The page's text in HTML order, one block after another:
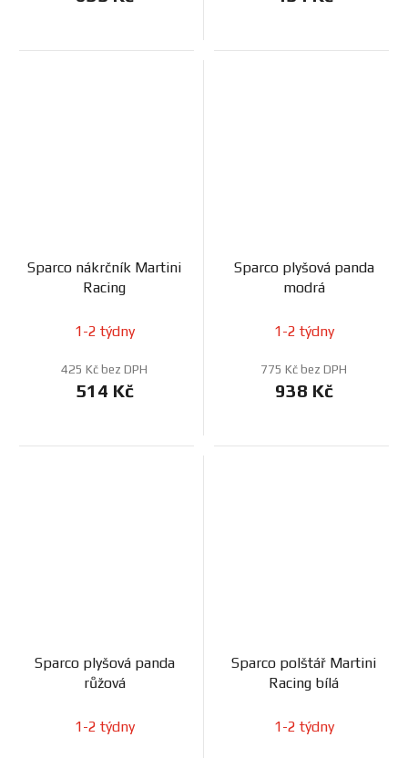
Sparco nákrčník Martini
Racing
1-2 týdny
425 Kč bez DPH
514 Kč
Sparco plyšová panda
modrá
1-2 týdny
775 Kč bez DPH
938 Kč
Sparco plyšová panda
růžová
1-2 týdny
Sparco polštář Martini
Racing bílá
1-2 týdny